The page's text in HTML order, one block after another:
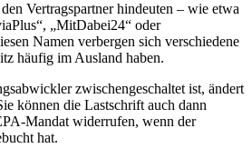
Vertragspartner hindeuten – wie etwa
„MitDabei24“ oder
Namen verbergen sich verschiedene
häufig im Ausland haben.
zwischengeschaltet ist, ändert
können die Lastschrift auch dann
Mandat widerrufen, wenn der
hat.